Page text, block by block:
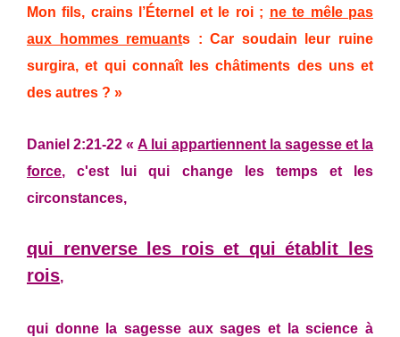
Mon fils, crains l’Éternel et le roi ; ne te mêle pas
aux hommes remuants : Car soudain leur ruine
surgira, et qui connaît les châtiments des uns et
des autres ? »
Daniel 2:21-22 «A lui appartiennent la sagesse et la
force, c'est lui qui change les temps et les
circonstances,
qui renverse les rois et qui établit les
rois,
qui donne la sagesse aux sages et la science à